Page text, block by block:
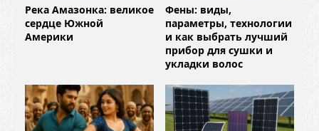
Река Амазонка: великое
сердце Южной
Америки
Фены: виды,
параметры, технологии
и как выбрать лучший
прибор для сушки и
укладки волос